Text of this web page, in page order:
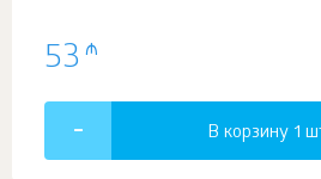
53 ₼
В корзину 1